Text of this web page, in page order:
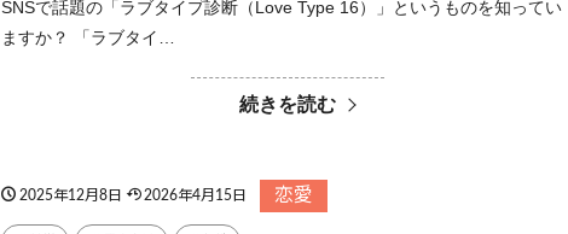
SNSで話題の「ラブタイプ診断（Love Type 16）」というものを知ってい
ますか？ 「ラブタイ…
続きを読む
2025年12月8日 2026年4月15日 恋愛